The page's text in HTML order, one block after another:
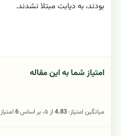
بودند، به دیابت ‏مبتلا نشدند‎.
امتیاز شما به این مقاله
میانگین امتیاز: 4.83از ۵، بر اساس 6امتیاز